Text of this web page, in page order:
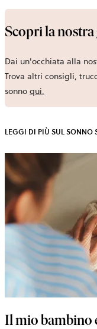
Scopri la
Dai un'occhiata alla
Trova altri consigli,
sonno qui.
LEGGI DI PIÙ SUL SONNO
Il mio bambino